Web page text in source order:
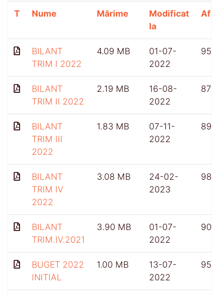
T Nume Mărime
Modificat
la
BILANT
TRIM I 2022
4.09 MB
01-07-
2022
959
BILANT
TRIM II 2022
2.19 MB
16-08-
2022
876
BILANT
TRIM III
2022
1.83 MB
07-11-
2022
899
BILANT
TRIM IV
2022
3.08 MB
24-02-
2023
985
BILANT
TRIM.IV.2021
3.90 MB
01-07-
2022
903
BUGET 2022
INITIAL
1.00 MB
13-07-
2022
956